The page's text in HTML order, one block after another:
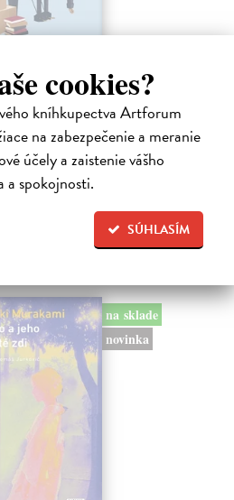
cookies?
kníhkupectva Artforum
na zabezpečenie a meranie
účely a zaistenie vášho
a spokojnosti.
SÚHLASÍM
filozofického rozprávania. Romány
slov podnietili milióny čitateľov k
ako sú identita, sloboda, čas či…
na sklade
novinka